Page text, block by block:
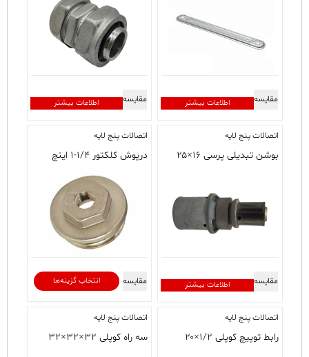
اطلاعات بیشتر مقایسه اطلاعات بیشتر مقایسه
اتصالات پنج لایه
بوشن تبدیلی پرسی ۱۶×۲۵
اطلاعات بیشتر مقایسه
اتصالات پنج لایه
درپوش کلکتور ۱/۴-۱ اینچ
انتخاب گزینه‌ها
این
انواع
مختلفی
مقایسه
اتصالات پنج لایه
رابط توپیچ کوپلی ۱/۲×۲۰
اتصالات پنج لایه
سه راه کوپلی ۳۲×۳۲×۳۲